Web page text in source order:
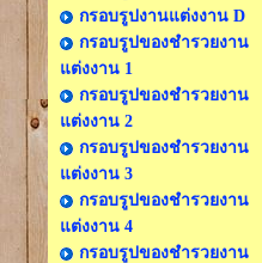
กรอบรูปงานแต่งงาน D
กรอบรูปของชำรวยงาน
แต่งงาน 1
กรอบรูปของชำรวยงาน
แต่งงาน 2
กรอบรูปของชำรวยงาน
แต่งงาน 3
กรอบรูปของชำรวยงาน
แต่งงาน 4
กรอบรูปของชำรวยงาน